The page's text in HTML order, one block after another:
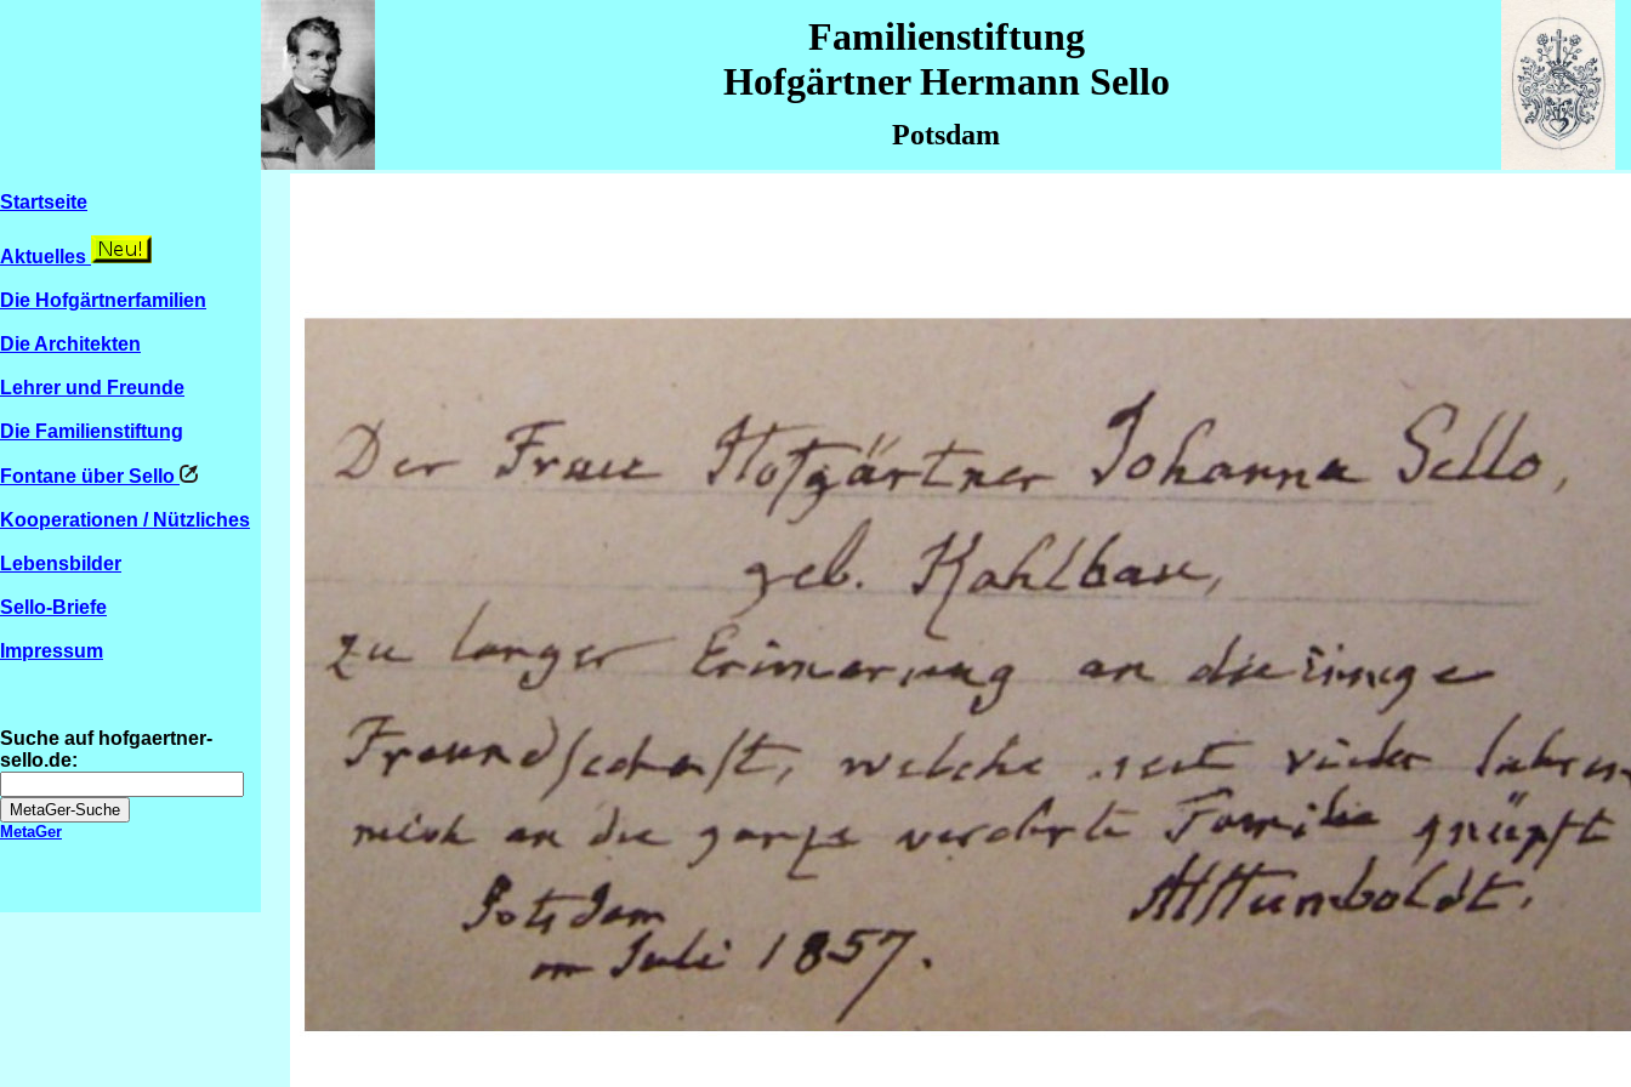
Familienstiftung
Hofgärtner Hermann Sello
Potsdam
Startseite
Aktuelles
Die Hofgärtnerfamilien
Die Architekten
Lehrer und Freunde
Die Familienstiftung
Fontane über Sello
Kooperationen / Nützliches
Lebensbilder
Sello-Briefe
Impressum
Suche auf hofgaertner-
sello.de:
MetaGer